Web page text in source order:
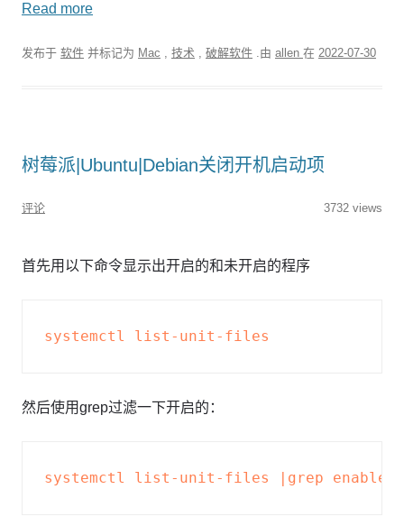
Read more
发布于 软件 并标记为 Mac , 技术 , 破解软件 .由 allen 在 2022-07-30
树莓派|Ubuntu|Debian关闭开机启动项
评论 3732 views
首先用以下命令显示出开启的和未开启的程序
然后使用grep过滤一下开启的：